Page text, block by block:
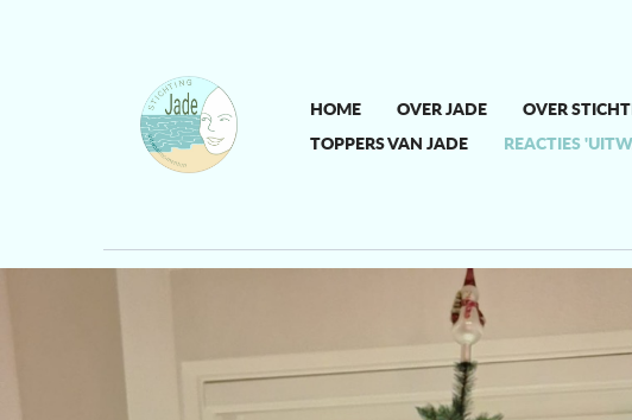
HOME OVER JADE OVER
TOPPERS VAN JADE
REACTIES